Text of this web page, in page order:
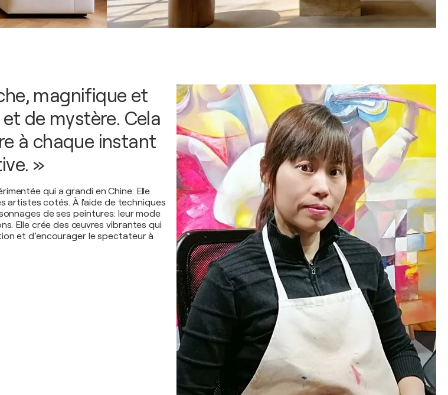
magnifique et
de mystère. Cela
à chaque instant
»
qui a grandi en Chine. Elle
artistes cotés. À l'aide de techniques
de ses peintures: leur mode
Elle crée des œuvres vibrantes qui
et d’encourager le spectateur à